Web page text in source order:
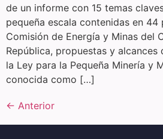
de un informe con 15 temas
pequeña escala contenidas en 44
Comisión de Energía y Minas del
República, propuestas y
la Ley para la Pequeña Minería y
conocida como […]
← Anterior